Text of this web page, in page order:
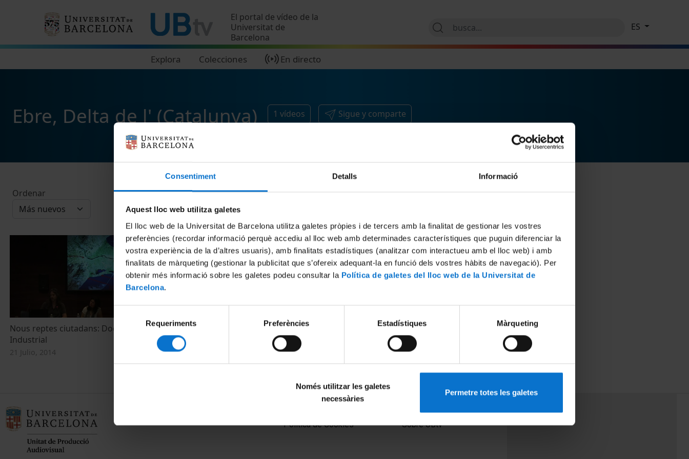
Consentiment Detalls Informació
Aquest lloc web utilitza galetes
El lloc web de la Universitat de Barcelona utilitza galetes pròpies i de tercers amb la finalitat de gestionar les vostres
preferències (recordar informació perquè accediu al lloc web amb determinades característiques que puguin diferenciar la
vostra experiència de la d’altres usuaris), amb finalitats estadístiques (analitzar com interactueu amb el lloc web) i amb
finalitats de màrqueting (gestionar la publicitat que s’ofereix adequant-la en funció dels vostres hàbits de navegació). Per
obtenir més informació sobre les galetes podeu consultar la Política de galetes del lloc web de la Universitat de
Barcelona.
consentiment
Requeriments Preferències Estadístiques Màrqueting
Només utilitzar les galetes
necessàries
Permetre totes les galetes
El portal de vídeo de la
Universitat de
Barcelona
Explora Colecciones En directo
ES
Ebre, Delta de l' (Catalunya) 1 vídeos Sigue y comparte
Ordenar
Nous reptes ciutadans: Doctorat
Industrial
21 Julio, 2014
Política de Cookies
Sobre UBtv